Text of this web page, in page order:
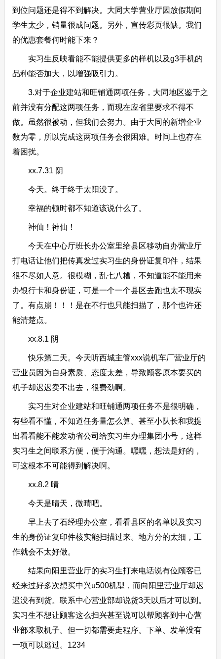
到位问题还是得不到解决。大同大学营业厅因放假期间
学生太少，销量很成问题。另外，宣传彩页很缺。我们
的优惠套餐何时能下来？
实习生反映看能不能提供更多的样机以及g3手机的
品种能否加大，以增强吸引力。
3.对于企业建站和旺铺通两项任务，大同地区鉴于之
前并没有分配这两项任务，而现在应省里要求不得不
做。虽然很被动，但我们会努力。由于大同的新增企业
数为零，所以完成这两项任务会很困难。时间上也存在
着困扰。
xx.7.31 阴
今天。终于终于太阳没了。
幸福的顿时都不知道该说什么了。
神仙！神仙！
今天在中心厅班长办公室里给县区移动自办营业厅
打电话让他们把传真发过实习生的身份证复印件，结果
很不尽如人意。很模糊，乱七八糟，不知道能不能用来
办银行卡和身份证，可是一个一个县区去跑也太不现实
了。有点崩！！！是在不行也只能扫描了，那个也许还
能清楚点。
xx.8.1 阴
快乐第二天。今天听西城主管xxx说机车厂营业厅的
营业员因为自身素质、态度太差，导致顾客原本要买的
机子却迟迟卖不出去，很费劲啊。
实习生对企业建站和旺铺通两项任务不是很明确，
有些看不懂，不知道任务量怎么算。甚至小队长和我提
出看看能不能发动省公司给实习生办理集团小号，这样
实习生之间联系方便，便于沟通。嘿嘿，想法是好的，
可这根本不可能得到解决啊。
xx.8.2 晴
今天是晴天，微晴吧。
早上去了石经理办公室，看看县区的名单以及实习
生的身份证复印件核实能扫描过来。地方分的太细，工
作就会不太好做。
结果向阳里营业厅的实习生打来电话说有位顾客已
经来过好多次想买中兴u500机型，而向阳里营业厅却迟
迟没有到货。联系中心营业部却说货3天以后才可以到。
实习生不想让顾客这么扫兴甚至说可以帮顾客到中心营
业部来取机子。但一切都需要走程序。下单、发单没有
一项可以逃过。1234